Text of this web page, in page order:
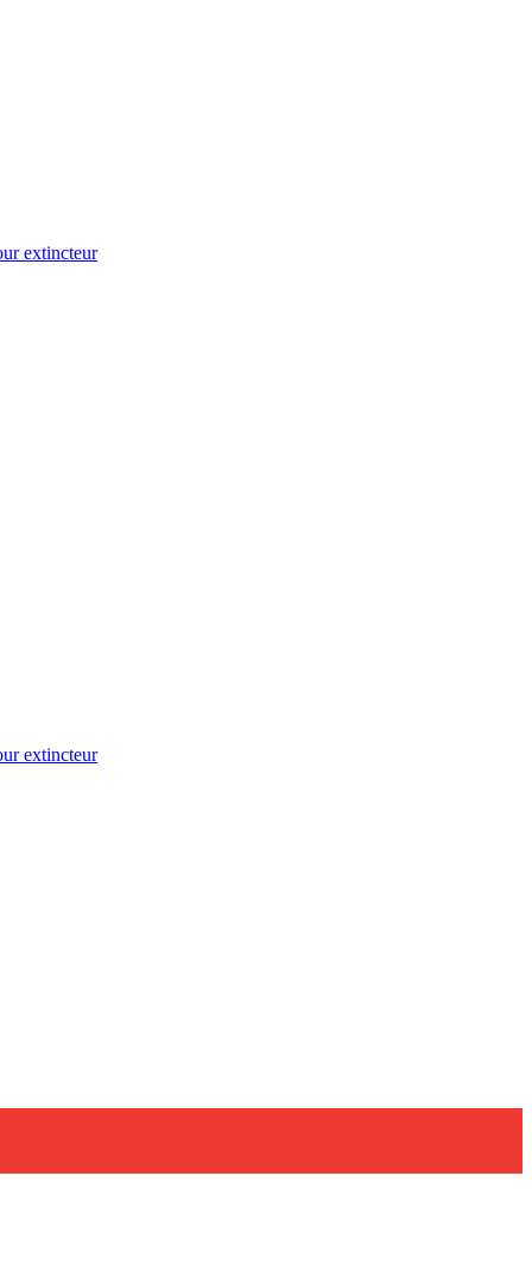
extincteur
extincteur